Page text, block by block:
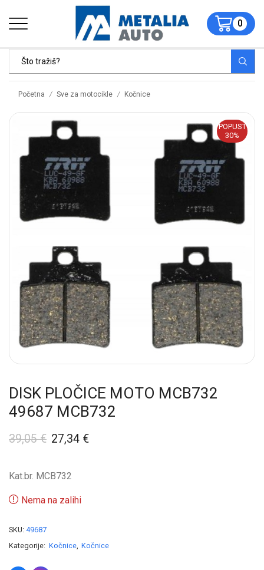
0
Početna / Sve za motocikle / Kočnice
POPUST
30%
DISK PLOČICE MOTO MCB732
49687 MCB732
39,05€ 27,34 €
Kat.br. MCB732
Nema na zalihi
SKU: 49687
Kategorije: Kočnice, Kočnice